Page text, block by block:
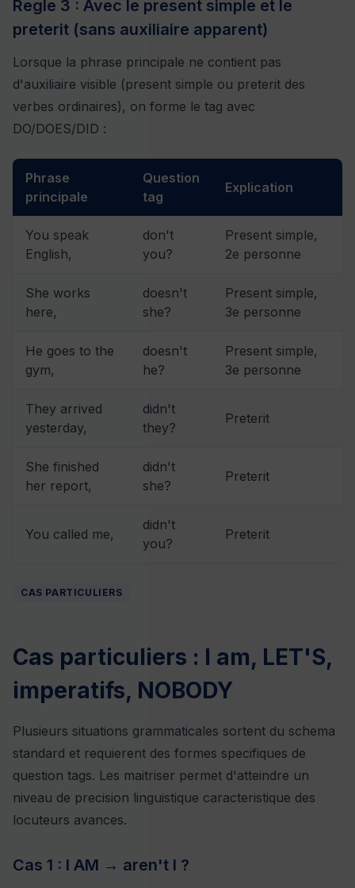
Regle 3 : Avec le present simple et le
preterit (sans auxiliaire apparent)
Lorsque la phrase principale ne contient pas
d'auxiliaire visible (present simple ou preterit des
verbes ordinaires), on forme le tag avec
DO/DOES/DID :
Phrase
principale
Question
tag
Explication
You speak
English,
don't
you?
Present simple,
2e personne
She works
here,
doesn't
she?
Present simple,
3e personne
He goes to the
gym,
doesn't
he?
Present simple,
3e personne
They arrived
yesterday,
didn't
they?
Preterit
She finished
her report,
didn't
she?
Preterit
You called me,
didn't
you?
Preterit
CAS PARTICULIERS
Cas particuliers : I am, LET'S,
imperatifs, NOBODY
Plusieurs situations grammaticales sortent du schema
standard et requierent des formes specifiques de
question tags. Les maitriser permet d'atteindre un
niveau de precision linguistique caracteristique des
locuteurs avances.
Cas 1 : I AM → aren't I ?